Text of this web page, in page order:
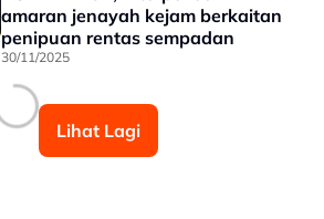
amaran jenayah kejam berkaitan
penipuan rentas sempadan
30/11/2025
Lihat Lagi